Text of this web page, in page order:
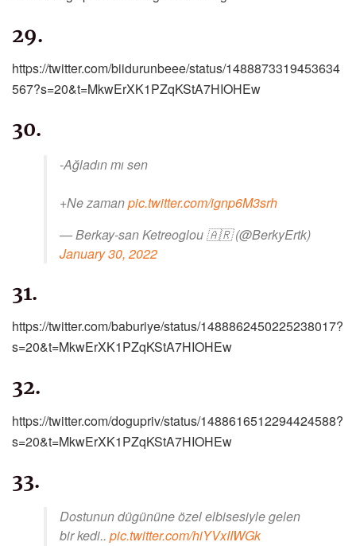
29.
https://twitter.com/biidurunbeee/status/1488873319453634
567?s=20&t=MkwErXK1PZqKStA7HIOHEw
30.
-Ağladın mı sen
+Ne zamanpic.twitter.com/ignp6M3srh
— Berkay-san Ketreoglou 🇦🇷 (@BerkyErtk)
January 30, 2022
31.
https://twitter.com/baburiye/status/1488862450225238017?
s=20&t=MkwErXK1PZqKStA7HIOHEw
32.
https://twitter.com/dogupriv/status/1488616512294424588?
s=20&t=MkwErXK1PZqKStA7HIOHEw
33.
Dostunun dügününe özel elbisesiyle gelen
bir kedi.. pic.twitter.com/hiYVxIIWGk